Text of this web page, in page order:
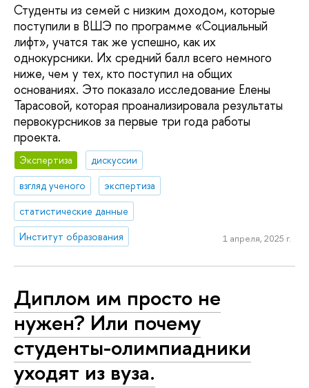
Студенты из семей с низким доходом, которые
поступили в ВШЭ по программе «Социальный
лифт», учатся так же успешно, как их
однокурсники. Их средний балл всего немного
ниже, чем у тех, кто поступил на общих
основаниях. Это показало исследование Елены
Тарасовой, которая проанализировала результаты
первокурсников за первые три года работы
проекта.
Экспертиза
дискуссии
взгляд ученого
экспертиза
статистические данные
Институт образования
1 апреля, 2025 г.
Диплом им просто не
нужен? Или почему
студенты-олимпиадники
уходят из вуза.